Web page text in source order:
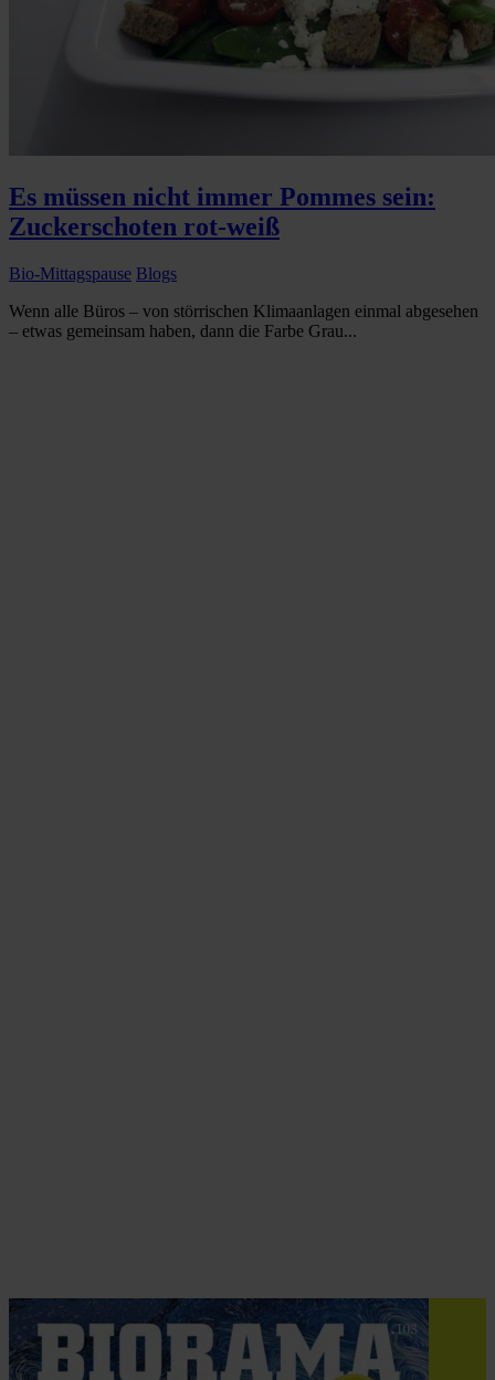
Es müssen nicht immer Pommes sein:
Zuckerschoten rot-weiß
Bio-Mittagspause Blogs
Wenn alle Büros – von störrischen Klimaanlagen einmal abgesehen
– etwas gemeinsam haben, dann die Farbe Grau...